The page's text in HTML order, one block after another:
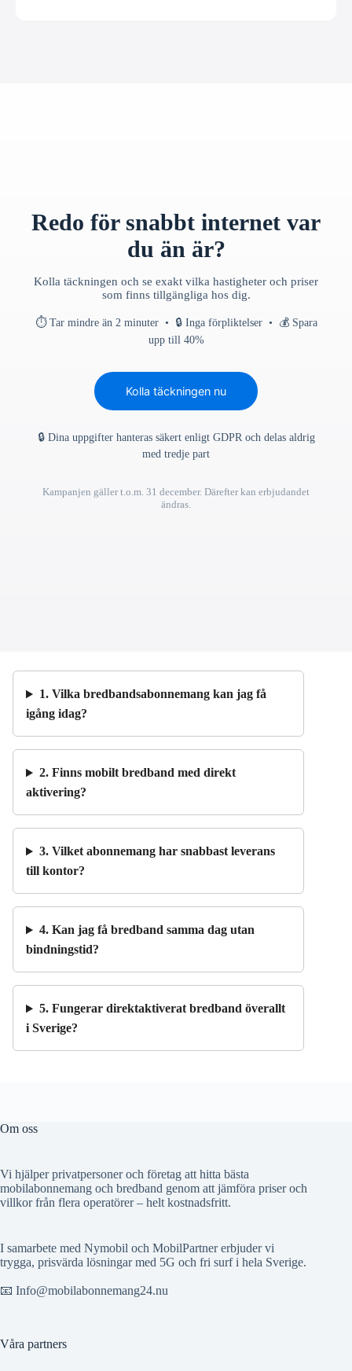
Redo för snabbt internet var
du än är?
Kolla täckningen och se exakt vilka hastigheter och priser
som finns tillgängliga hos dig.
⏱ Tar mindre än 2 minuter • 🔒 Inga förpliktelser • 💰 Spara
upp till 40%
Kolla täckningen nu
🔒 Dina uppgifter hanteras säkert enligt GDPR och delas aldrig
med tredje part
Kampanjen gäller t.o.m. 31 december. Därefter kan erbjudandet
ändras.
1. Vilka bredbandsabonnemang kan jag få
igång idag?
2. Finns mobilt bredband med direkt
aktivering?
3. Vilket abonnemang har snabbast leverans
till kontor?
4. Kan jag få bredband samma dag utan
bindningstid?
5. Fungerar direktaktiverat bredband överallt
i Sverige?
Om oss
Vi hjälper privatpersoner och företag att hitta bästa
mobilabonnemang och bredband genom att jämföra priser och
villkor från flera operatörer – helt kostnadsfritt.
I samarbete med Nymobil och MobilPartner erbjuder vi
trygga, prisvärda lösningar med 5G och fri surf i hela Sverige.
📧 Info@mobilabonnemang24.nu
Våra partners